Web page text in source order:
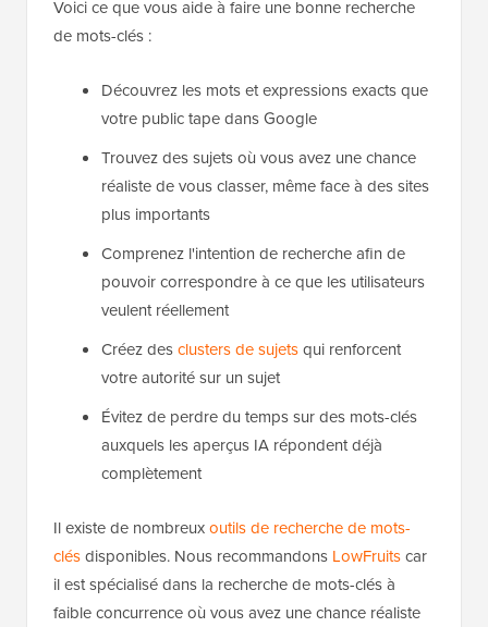
Voici ce que vous aide à faire une bonne recherche
de mots-clés :
Découvrez les mots et expressions exacts que
votre public tape dans Google
Trouvez des sujets où vous avez une chance
réaliste de vous classer, même face à des sites
plus importants
Comprenez l'intention de recherche afin de
pouvoir correspondre à ce que les utilisateurs
veulent réellement
Créez desclusters de sujetsqui renforcent
votre autorité sur un sujet
Évitez de perdre du temps sur des mots-clés
auxquels les aperçus IA répondent déjà
complètement
Il existe de nombreuxoutils de recherche de mots-
clésdisponibles. Nous recommandons LowFruitscar
il est spécialisé dans la recherche de mots-clés à
faible concurrence où vous avez une chance réaliste